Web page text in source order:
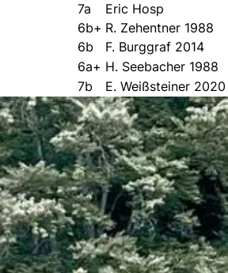
7a
Eric Hosp
6b+ R. Zehentner 1988
6b
F. Burggraf 2014
6a+ H. Seebacher 1988
7b E. Weißsteiner 2020